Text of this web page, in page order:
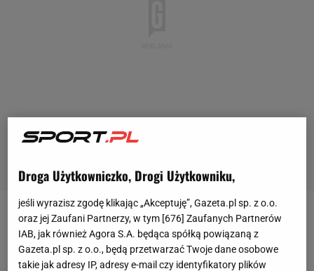
Thiago Cionek zanotował w trakcie kariery 21
występów w
reprezentacji Polski . Obywatelstwo
naszego kraju otrzymał w 2011 roku, a trzy lata
Droga Użytkowniczko, Drogi Użytkowniku,
jeśli wyrazisz zgodę klikając „Akceptuję”, Gazeta.pl sp. z o.o.
oraz jej Zaufani Partnerzy, w tym [676] Zaufanych Partnerów
IAB, jak również Agora S.A. będąca spółką powiązaną z
Gazeta.pl sp. z o.o., będą przetwarzać Twoje dane osobowe
takie jak adresy IP, adresy e-mail czy identyfikatory plików